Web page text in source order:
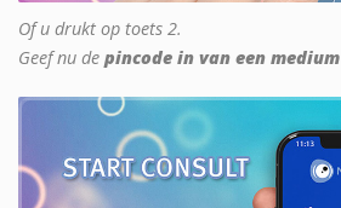
Of u drukt op toets 2.
Geef nu de pincode in van een medium